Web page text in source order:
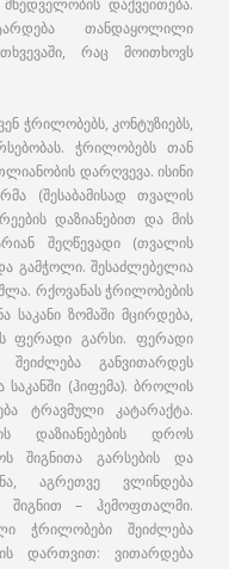
თანდაყოლილი
რაც მოითხოვს
ჭრილობებს, კონტუზიებს,
ჭრილობებს თან
დარღვევა. ისინი
(შესაბამისად თვალის
დაზიანებით და მის
შეღწევადი (თვალის
გამჭოლი. შესაძლებელია
რქოვანას ჭრილობების
საკანი ზომაში მცირდება,
ფერადი გარსი. ფერადი
შეიძლება განვითარდეს
საკანში (ჰიფემა). ბროლის
ტრავმული კატარაქტა.
დაზიანებების დროს
შიგნითა გარსების და
აგრეთვე ვლინდება
შიგნით – ჰემოფთალმი.
ჭრილობები შეიძლება
დართვით: ვითარდება